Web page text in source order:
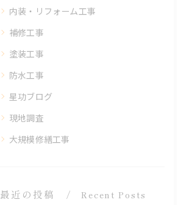
内装・リフォーム工事
補修工事
塗装工事
防水工事
星功ブログ
現地調査
大規模修繕工事
最近の投稿 Recent Posts